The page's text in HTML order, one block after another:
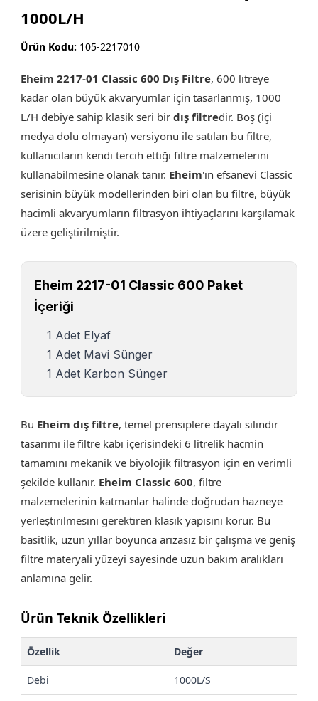
1000L/H
Ürün Kodu: 105-2217010
Eheim 2217-01 Classic 600 Dış Filtre, 600 litreye
kadar olan büyük akvaryumlar için tasarlanmış, 1000
L/H debiye sahip klasik seri bir dış filtredir. Boş (içi
medya dolu olmayan) versiyonu ile satılan bu filtre,
kullanıcıların kendi tercih ettiği filtre malzemelerini
kullanabilmesine olanak tanır. Eheim'ın efsanevi Classic
serisinin büyük modellerinden biri olan bu filtre, büyük
hacimli akvaryumların filtrasyon ihtiyaçlarını karşılamak
üzere geliştirilmiştir.
Eheim 2217-01 Classic 600 Paket
İçeriği
1 Adet Elyaf
1 Adet Mavi Sünger
1 Adet Karbon Sünger
Bu Eheim dış filtre, temel prensiplere dayalı silindir
tasarımı ile filtre kabı içerisindeki 6 litrelik hacmin
tamamını mekanik ve biyolojik filtrasyon için en verimli
şekilde kullanır. Eheim Classic 600, filtre
malzemelerinin katmanlar halinde doğrudan hazneye
yerleştirilmesini gerektiren klasik yapısını korur. Bu
basitlik, uzun yıllar boyunca arızasız bir çalışma ve geniş
filtre materyali yüzeyi sayesinde uzun bakım aralıkları
anlamına gelir.
Ürün Teknik Özellikleri
Özellik Değer
Debi 1000L/S